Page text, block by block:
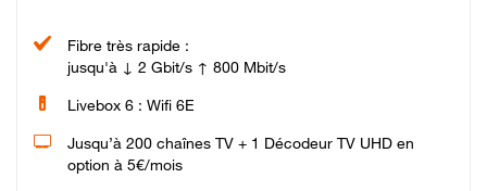
Fibre très rapide :
jusqu'à ↓ 2 Gbit/s ↑ 800 Mbit/s
Livebox 6 : Wifi 6E
Jusqu’à 200 chaînes TV + 1 Décodeur TV UHD en
option à 5€/mois